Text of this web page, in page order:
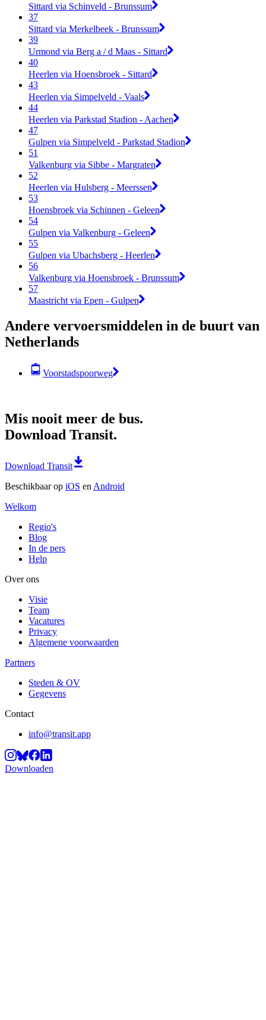
Sittard via Schinveld - Brunssum
37
Sittard via Merkelbeek - Brunssum
39
Urmond via Berg a / d Maas - Sittard
40
Heerlen via Hoensbroek - Sittard
43
Heerlen via Simpelveld - Vaals
44
Heerlen via Parkstad Stadion - Aachen
47
Gulpen via Simpelveld - Parkstad Stadion
51
Valkenburg via Sibbe - Margraten
52
Heerlen via Hulsberg - Meerssen
53
Hoensbroek via Schinnen - Geleen
54
Gulpen via Valkenburg - Geleen
55
Gulpen via Ubachsberg - Heerlen
56
Valkenburg via Hoensbroek - Brunssum
57
Maastricht via Epen - Gulpen
Andere vervoersmiddelen in de buurt van
Netherlands
Voorstadspoorweg
Mis nooit meer de bus.
Download Transit.
Download Transit
Beschikbaar op iOS en Android
Welkom
Regio's
Blog
In de pers
Help
Over ons
Visie
Team
Vacatures
Privacy
Algemene voorwaarden
Partners
Steden & OV
Gegevens
Contact
info@transit.app
Downloaden